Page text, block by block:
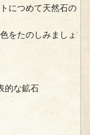
につめて天然石の
をたのしみましょ
的な鉱石